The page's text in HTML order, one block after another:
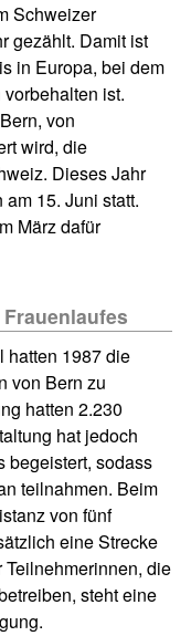
Schweizer
gezählt. Damit ist
in Europa, bei dem
ist.
von
wird, die
Dieses Jahr
15. Juni statt.
März dafür
hatten 1987 die
von Bern zu
hatten 2.230
hat jedoch
begeistert, sodass
teilnahmen. Beim
von fünf
eine Strecke
die
steht eine